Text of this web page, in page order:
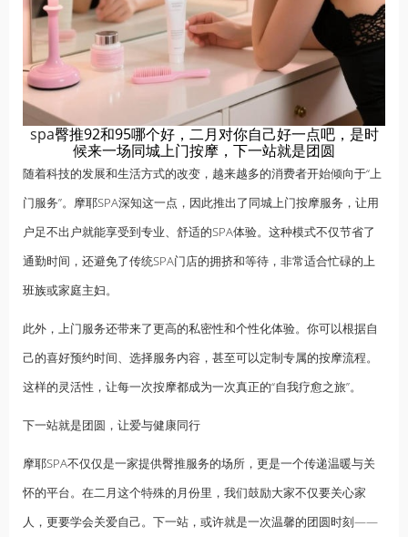
spa臀推92和95哪个好，二月对你自己好一点吧，是时
候来一场同城上门按摩，下一站就是团圆
随着科技的发展和生活方式的改变，越来越多的消费者开始倾向于“上
门服务”。摩耶SPA深知这一点，因此推出了同城上门按摩服务，让用
户足不出户就能享受到专业、舒适的SPA体验。这种模式不仅节省了
通勤时间，还避免了传统SPA门店的拥挤和等待，非常适合忙碌的上
班族或家庭主妇。
此外，上门服务还带来了更高的私密性和个性化体验。你可以根据自
己的喜好预约时间、选择服务内容，甚至可以定制专属的按摩流程。
这样的灵活性，让每一次按摩都成为一次真正的“自我疗愈之旅”。
下一站就是团圆，让爱与健康同行
摩耶SPA不仅仅是一家提供臀推服务的场所，更是一个传递温暖与关
怀的平台。在二月这个特殊的月份里，我们鼓励大家不仅要关心家
人，更要学会关爱自己。下一站，或许就是一次温馨的团圆时刻——